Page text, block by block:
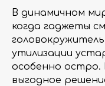
В динамичном
когда гаджеты
утилизации
особенно
выгодное